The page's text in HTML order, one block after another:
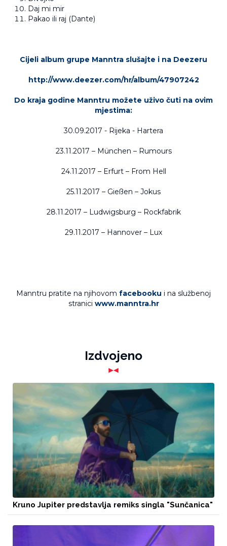
Daj mi mir
Pakao ili raj (Dante)
Cijeli album grupe Manntra slušajte i na Deezeru
http://www.deezer.com/hr/album/47907242
Do kraja godine Manntru možete uživo čuti na ovim
mjestima:
30.09.2017 - Rijeka - Hartera
23.11.2017 – München – Rumours
24.11.2017 – Erfurt – From Hell
25.11.2017 – Gießen – Jokus
28.11.2017 – Ludwigsburg – Rockfabrik
29.11.2017 – Hannover – Lux
Manntru pratite na njihovom facebooku i na službenoj
stranici www.manntra.hr
Izdvojeno
Kruno Jupiter predstavlja remiks singla "Sunčanica"